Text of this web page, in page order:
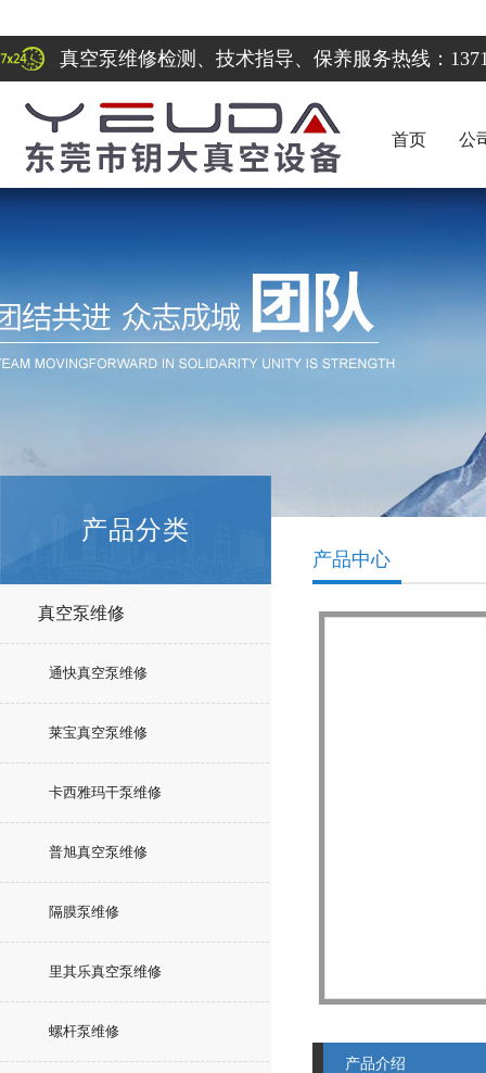
真空泵维修检测、技术指导、保养服务热线：
首页 公
产品分类
真空泵维修
通快真空泵维修
莱宝真空泵维修
卡西雅玛干泵维修
普旭真空泵维修
隔膜泵维修
里其乐真空泵维修
螺杆泵维修
产品中心
产品介绍